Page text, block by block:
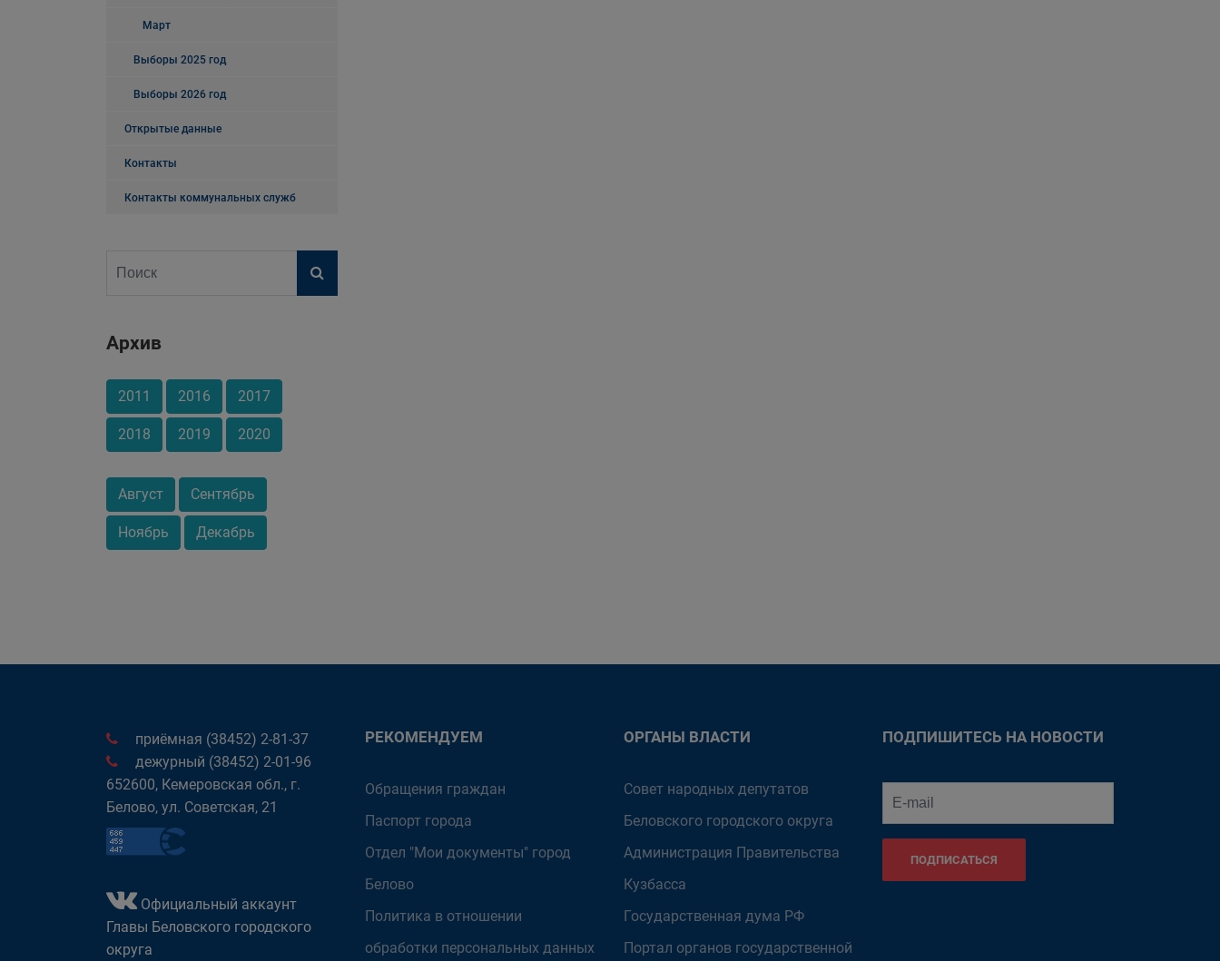
Март
Выборы 2025 год
Выборы 2026 год
Открытые данные
Контакты
Контакты коммунальных служб
Архив
2011 2016 2017
2018 2019 2020
Август Сентябрь
Ноябрь Декабрь
приёмная (38452) 2-81-37
дежурный (38452) 2-01-96
652600, Кемеровская обл., г.
Белово, ул. Советская, 21
Официальный аккаунт
Главы Беловского городского
округа
РЕКОМЕНДУЕМ
Обращения граждан
Паспорт города
Отдел "Мои документы" город
Белово
Политика в отношении
обработки персональных данных
ОРГАНЫ ВЛАСТИ
Совет народных депутатов
Беловского городского округа
Администрация Правительства
Кузбасса
Государственная дума РФ
Портал органов государственной
ПОДПИШИТЕСЬ НА НОВОСТИ
ПОДПИСАТЬСЯ